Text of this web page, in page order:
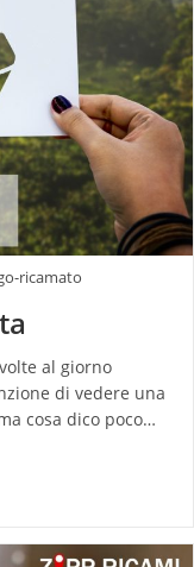
ricamato
al giorno
di vedere una
cosa dico poco…